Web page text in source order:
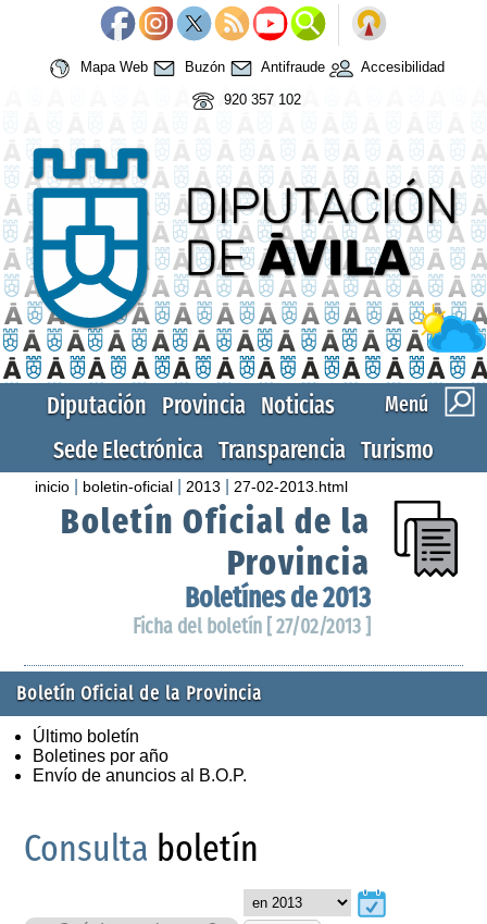
Mapa Web Buzón Antifraude
Accesibilidad
920 357 102
Menú
Diputación Provincia Noticias
Sede Electrónica Transparencia Turismo
inicio boletin-oficial 2013 27-02-2013.html
Boletín Oficial de la
Provincia
Boletínes de 2013
Ficha del boletín [ 27/02/2013 ]
Boletín Oficial de la Provincia
Último boletín
Boletines por año
Envío de anuncios al B.O.P.
Consulta boletín